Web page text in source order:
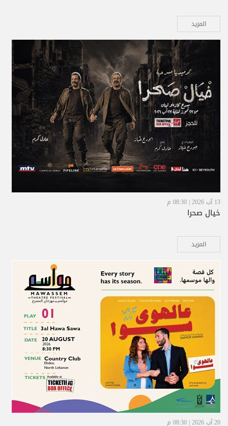
المزيد
13 آب 2026 | 08:30 م
خيال صحرا
المزيد
20 آب 2026 | 08:30 م